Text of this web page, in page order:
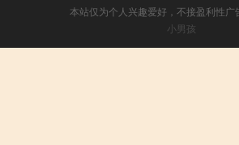
本站仅为个人兴趣爱好，不接盈利性广
小男孩